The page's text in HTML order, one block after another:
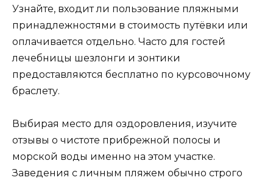
Узнайте, входит ли пользование пляжными
принадлежностями в стоимость путёвки или
оплачивается отдельно. Часто для гостей
лечебницы шезлонги и зонтики
предоставляются бесплатно по курсовочному
браслету.
Выбирая место для оздоровления, изучите
отзывы о чистоте прибрежной полосы и
морской воды именно на этом участке.
Заведения с личным пляжем обычно строго